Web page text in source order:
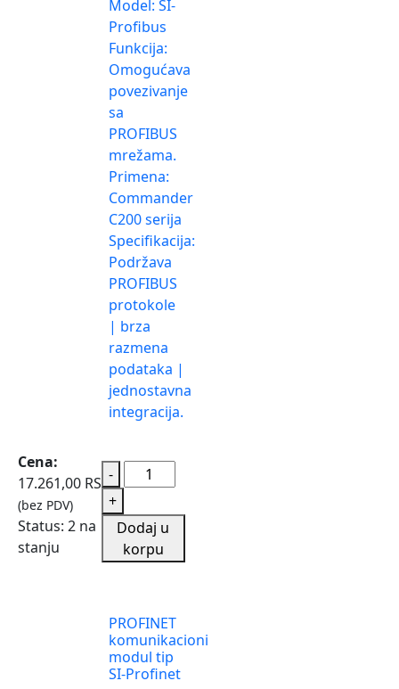
Model: SI-
Profibus
Funkcija:
Omogućava
povezivanje
sa
PROFIBUS
mrežama.
Primena:
Commander
C200 serija
Specifikacija:
Podržava
PROFIBUS
protokole
| brza
razmena
podataka |
jednostavna
integracija.
Status: 2 na
stanju
Cena:
17.261,00 RSD
(bez PDV)
-
+
Dodaj u
korpu
PROFINET
komunikacioni
modul tip
SI-Profinet